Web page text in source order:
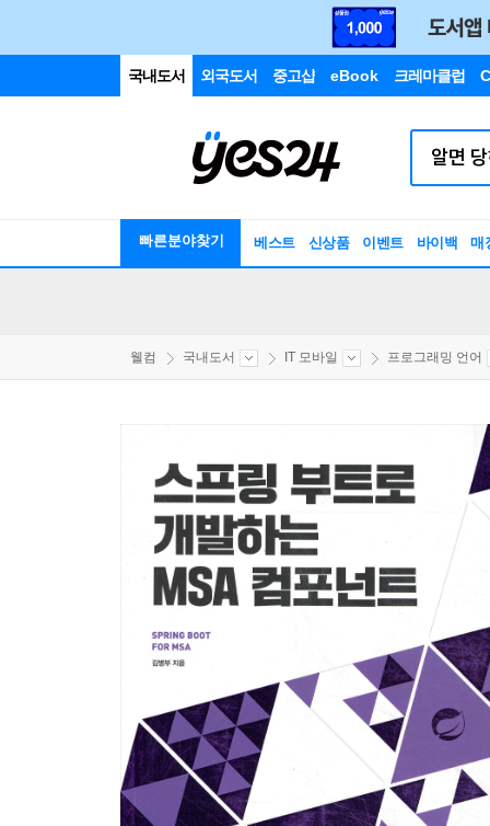
국내도서 외국도서 중고샵 eBook 크레마클럽
빠른분야찾기 베스트 신상품 이벤트 바이백 매
웰컴 국내도서 IT 모바일 프로그래밍 언어